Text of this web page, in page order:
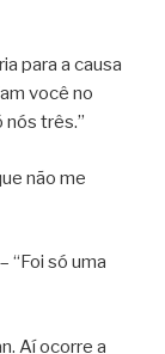
para a causa
você no
nós três.”
não me
“Foi só uma
Aí ocorre a